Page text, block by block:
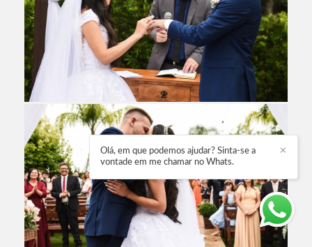
✕
Olá, em que podemos ajudar? Sinta-se a
vontade em me chamar no Whats.